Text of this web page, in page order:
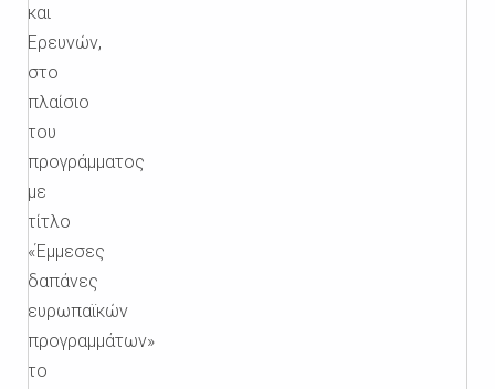
και
Ερευνών,
στο
πλαίσιο
του
προγράμματος
με
τίτλο
«Έμμεσες
δαπάνες
ευρωπαϊκών
προγραμμάτων»
το